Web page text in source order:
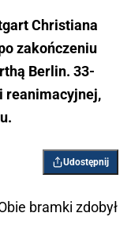
Christiana
zakończeniu
Berlin. 33-
reanimacyjnej,
Udostępnij
bramki zdobył